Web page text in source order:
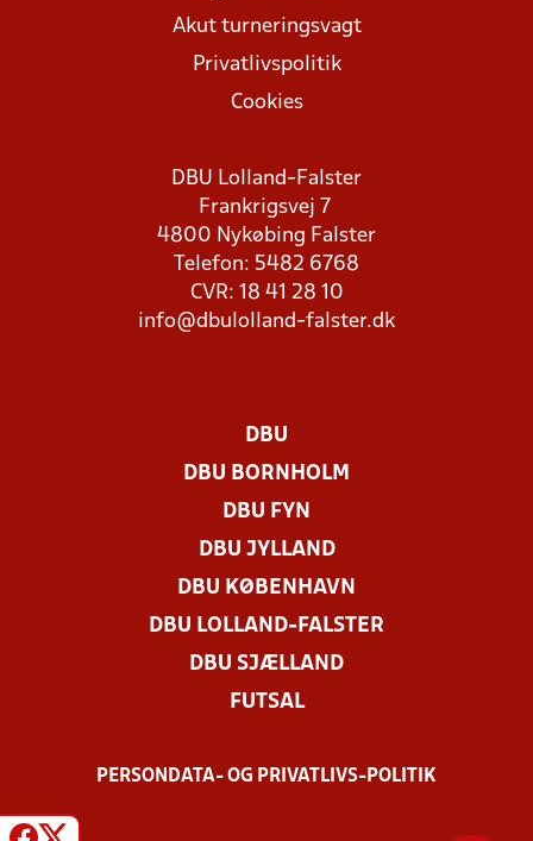
Akut turneringsvagt
Privatlivspolitik
Cookies
DBU Lolland-Falster
Frankrigsvej 7
4800 Nykøbing Falster
Telefon: 5482 6768
CVR: 18 41 28 10
info@dbulolland-falster.dk
DBU
DBU BORNHOLM
DBU FYN
DBU JYLLAND
DBU KØBENHAVN
DBU LOLLAND-FALSTER
DBU SJÆLLAND
FUTSAL
PERSONDATA- OG PRIVATLIVS-POLITIK